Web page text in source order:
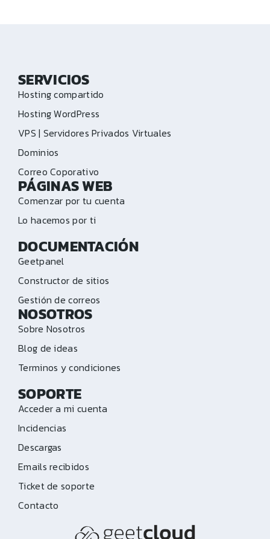
SERVICIOS
Hosting compartido
Hosting WordPress
VPS | Servidores Privados Virtuales
Dominios
Correo Coporativo
PÁGINAS WEB
Comenzar por tu cuenta
Lo hacemos por ti
DOCUMENTACIÓN
Geetpanel
Constructor de sitios
Gestión de correos
NOSOTROS
Sobre Nosotros
Blog de ideas
Terminos y condiciones
SOPORTE
Acceder a mi cuenta
Incidencias
Descargas
Emails recibidos
Ticket de soporte
Contacto